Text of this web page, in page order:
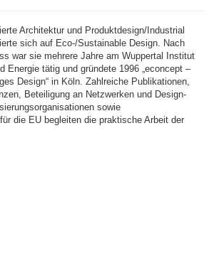
Architektur und Produktdesign/Industrial
sich auf Eco-/Sustainable Design. Nach
war sie mehrere Jahre am Wuppertal Institut
Energie tätig und gründete 1996 „econcept –
Design“ in Köln. Zahlreiche Publikationen,
Beteiligung an Netzwerken und Design-
sowie
die EU begleiten die praktische Arbeit der